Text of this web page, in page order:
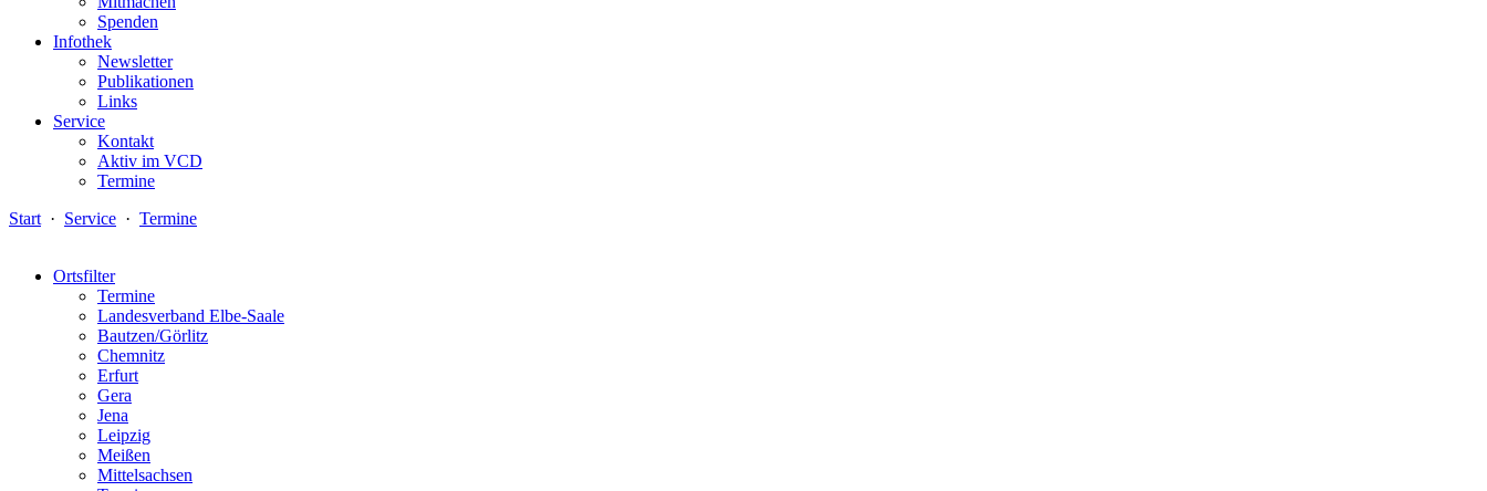
Spenden
Infothek
Newsletter
Publikationen
Links
Service
Kontakt
Aktiv im VCD
Termine
Start · Service · Termine
Ortsfilter
Termine
Landesverband Elbe-Saale
Bautzen/Görlitz
Chemnitz
Erfurt
Gera
Jena
Leipzig
Meißen
Mittelsachsen